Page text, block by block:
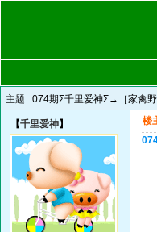
主题 : 074期Σ千里爱神Σ→［家禽
【千里爱神】 楼